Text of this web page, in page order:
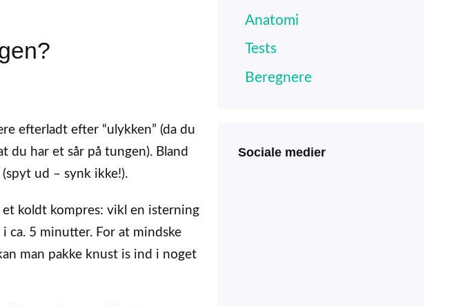
efterladt efter “ulykken” (da du
du har et sår på tungen). Bland
ud – synk ikke!).
koldt kompres: vikl en isterning
ca. 5 minutter. For at mindske
man pakke knust is ind i noget
Anatomi
Tests
Beregnere
Sociale medier